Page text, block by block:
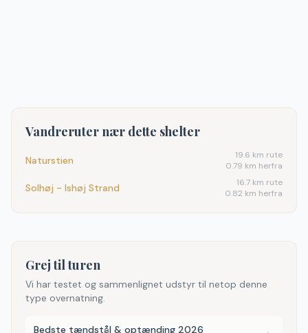
Vandreruter nær dette shelter
Naturstien 19.6 km rute
0.79 km herfra
Solhøj - Ishøj Strand 16.7 km rute
0.82 km herfra
Grej til turen
Vi har testet og sammenlignet udstyr til netop denne
type overnatning.
Bedste tændstål & optænding 2026